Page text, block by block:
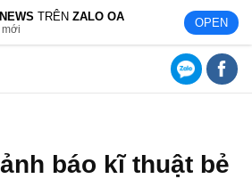
TRÊNZALO OA
mới OPEN
báo kĩ thuật bẻ